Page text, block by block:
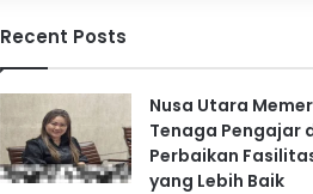
Recent Posts
Nusa Utara
Tenaga Pengajar
Perbaikan
yang Lebih Baik